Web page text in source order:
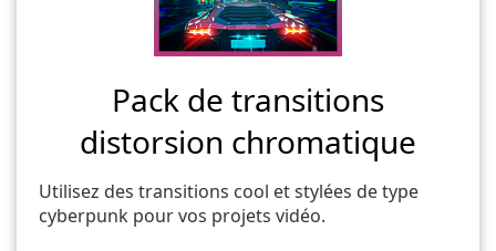
Pack de transitions
distorsion chromatique
Utilisez des transitions cool et stylées de type
cyberpunk pour vos projets vidéo.